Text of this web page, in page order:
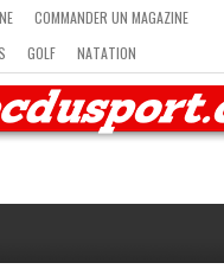
COMMANDER UN MAGAZINE
GOLF
NATATION
SKI
TRAIL RUNNING
NEWSLETTER
MAG’ EN LIGNE